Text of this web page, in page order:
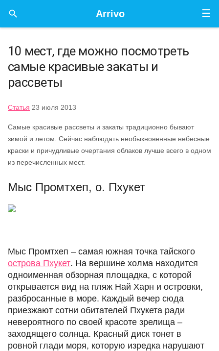
☰
Arrivo

10 мест, где можно посмотреть
самые красивые закаты и
рассветы
Статья 23 июля 2013
Самые красивые рассветы и закаты традиционно бывают
зимой и летом. Сейчас наблюдать необыкновенные небесные
краски и причудливые очертания облаков лучше всего в одном
из перечисленных мест.
Мыс Промтхеп, о. Пхукет
Мыс Промтхеп – самая южная точка тайского
острова Пхукет. На вершине холма находится
одноименная обзорная площадка, с которой
открывается вид на пляж Най Харн и островки,
разбросанные в море. Каждый вечер сюда
приезжают сотни обитателей Пхукета ради
невероятного по своей красоте зрелища –
заходящего солнца. Красный диск тонет в
ровной глади моря, которую изредка нарушают